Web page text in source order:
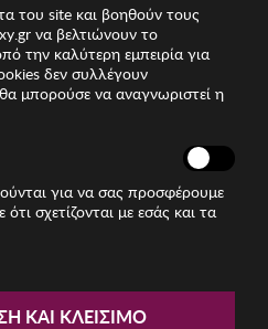
BISTON
του site και βοηθούν τους
να βελτιώνουν το
την καλύτερη εμπειρία για
δεν συλλέγουν
μπορούσε να αναγνωριστεί η
για να σας προσφέρουμε
σχετίζονται με εσάς και τα
ΚΑΙ ΚΛΕΊΣΙΜΟ